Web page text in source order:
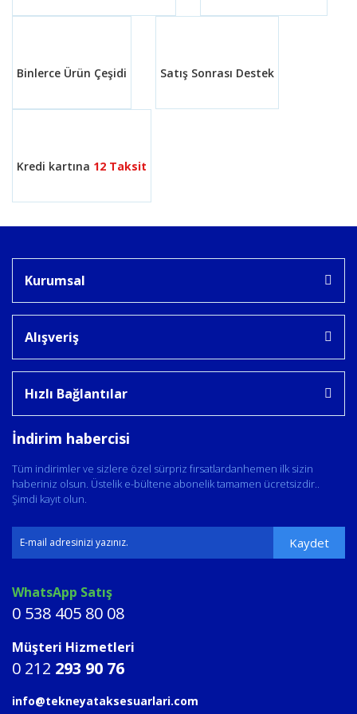
Binlerce Ürün Çeşidi Satış Sonrası Destek
Kredi kartına 12 Taksit
Kurumsal
Alışveriş
Hızlı Bağlantılar
İndirim habercisi
Tüm indirimler ve sizlere özel sürpriz fırsatlardanhemen ilk sizin
haberiniz olsun. Üstelik e-bültene abonelik tamamen ücretsizdir..
Şimdi kayıt olun.
Kaydet
WhatsApp Satış
0 538 405 80 08
Müşteri Hizmetleri
0 212 293 90 76
info@tekneyataksesuarlari.com